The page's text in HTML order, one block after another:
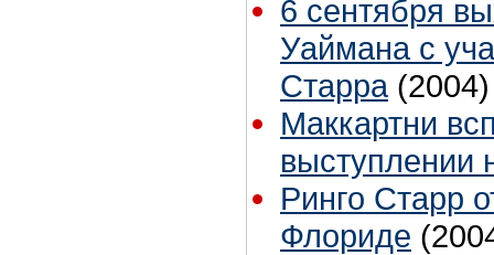
6 сентября
Уаймана с
Старра (2004)
Маккартни
выступлении
Ринго Старр
Флориде